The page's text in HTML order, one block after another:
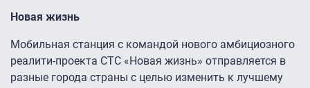
Новая жизнь
Мобильная станция с командой нового амбициозного
реалити-проекта СТС «Новая жизнь» отправляется в
разные города страны с целью изменить к лучшему